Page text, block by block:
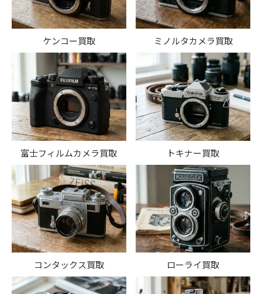
ケンコー買取 ミノルタカメラ買取
富士フィルムカメラ買取 トキナー買取
コンタックス買取 ローライ買取